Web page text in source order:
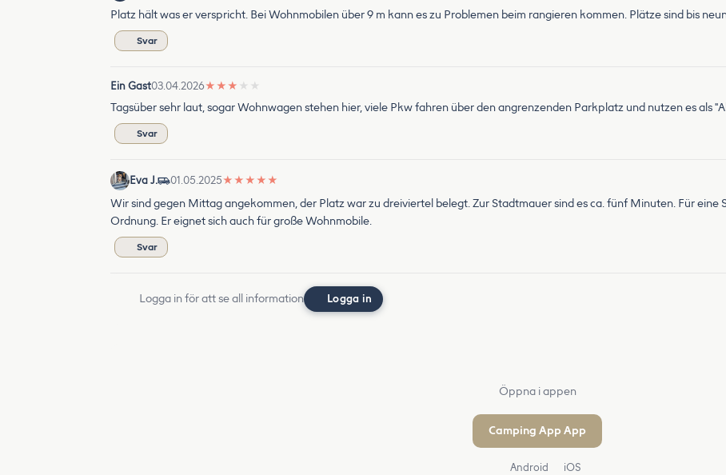
Platz hält was er verspricht. Bei Wohnmobilen über 9 m kann es zu Problemen beim rangieren kommen. Plätze sind bis
Svar
Ein Gast03.04.2026★ ★ ★ ★ ★
Tagsüber sehr laut, sogar Wohnwagen stehen hier, viele Pkw fahren über den angrenzenden Parkplatz und nutzen es als
Svar
Eva J. 01.05.2025★ ★ ★ ★ ★
Wir sind gegen Mittag angekommen, der Platz war zu dreiviertel belegt. Zur Stadtmauer sind es ca. fünf Minuten. Für eine
Ordnung. Er eignet sich auch für große Wohnmobile.
Svar
Logga in för att se all information Logga in
Öppna i appen
Camping App App
Android iOS